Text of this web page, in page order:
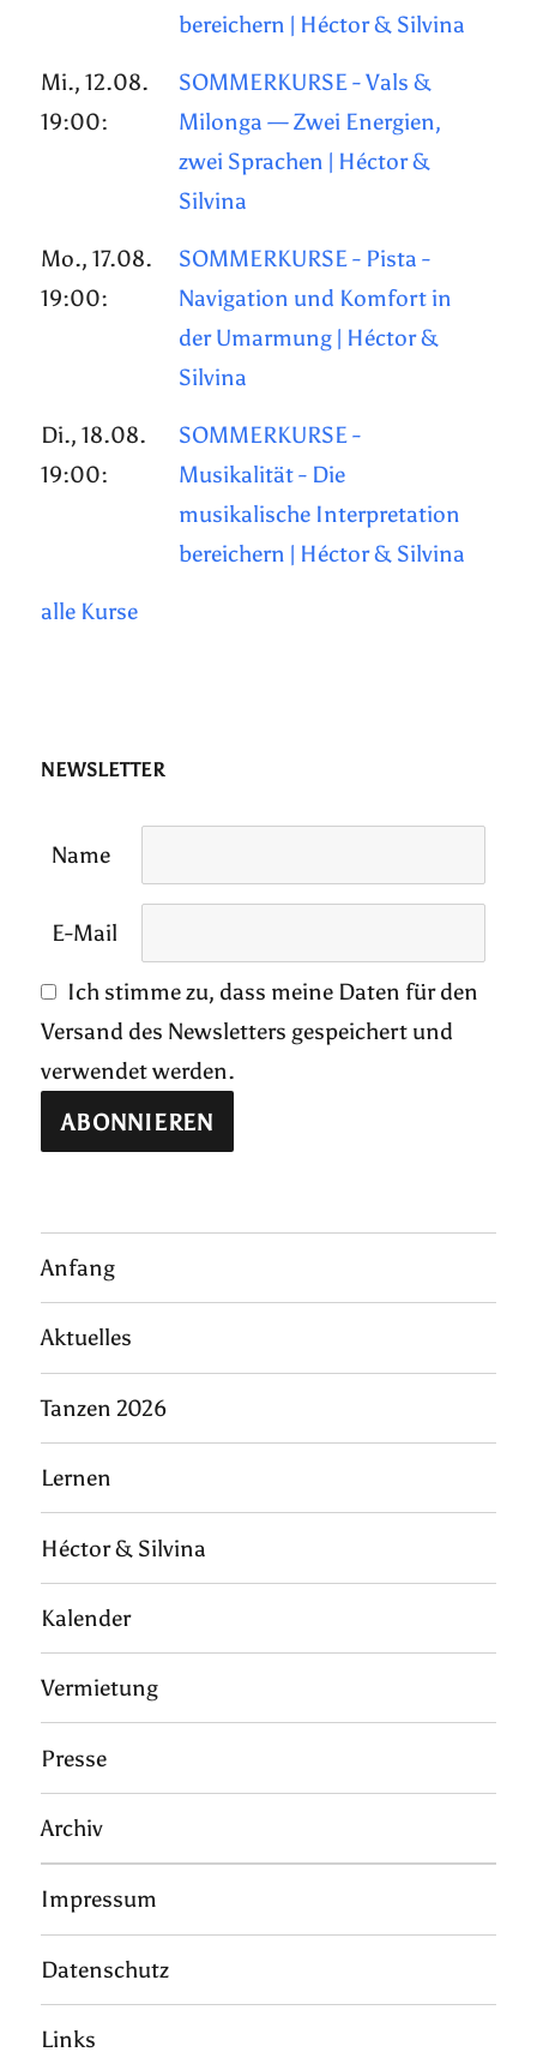
bereichern | Héctor & Silvina
Mi., 12.08.
19:00:
SOMMERKURSE - Vals &
Milonga — Zwei Energien,
zwei Sprachen | Héctor &
Silvina
Mo., 17.08.
19:00:
SOMMERKURSE - Pista -
Navigation und Komfort in
der Umarmung | Héctor &
Silvina
Di., 18.08.
19:00:
SOMMERKURSE -
Musikalität - Die
musikalische Interpretation
bereichern | Héctor & Silvina
alle Kurse
NEWSLETTER
Name
E-Mail
Ich stimme zu, dass meine Daten für den
Versand des Newsletters gespeichert und
verwendet werden.
Anfang
Aktuelles
Tanzen 2026
Lernen
Héctor & Silvina
Kalender
Vermietung
Presse
Archiv
Impressum
Datenschutz
Links